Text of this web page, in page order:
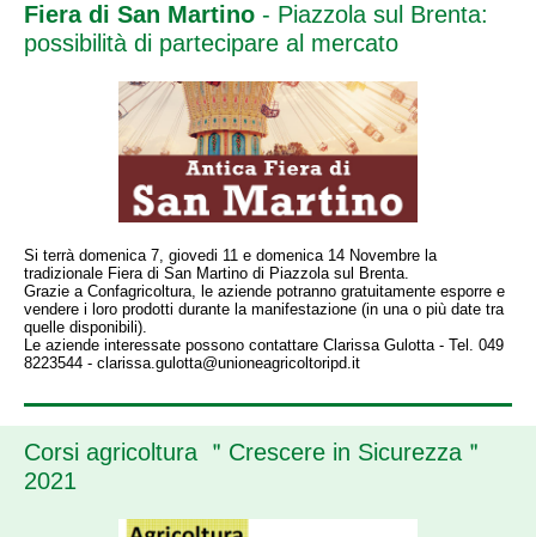
Fiera di San Martino - Piazzola sul Brenta:
possibilità di partecipare al mercato
Si terrà domenica 7, giovedi 11 e domenica 14 Novembre la
tradizionale Fiera di San Martino di Piazzola sul Brenta.
Grazie a Confagricoltura, le aziende potranno gratuitamente esporre e
vendere i loro prodotti durante la manifestazione (in una o più date tra
quelle disponibili).
Le aziende interessate possono contattare Clarissa Gulotta - Tel. 049
8223544 - clarissa.gulotta@unioneagricoltoripd.it
Corsi agricoltura ＂Crescere in Sicurezza＂
2021